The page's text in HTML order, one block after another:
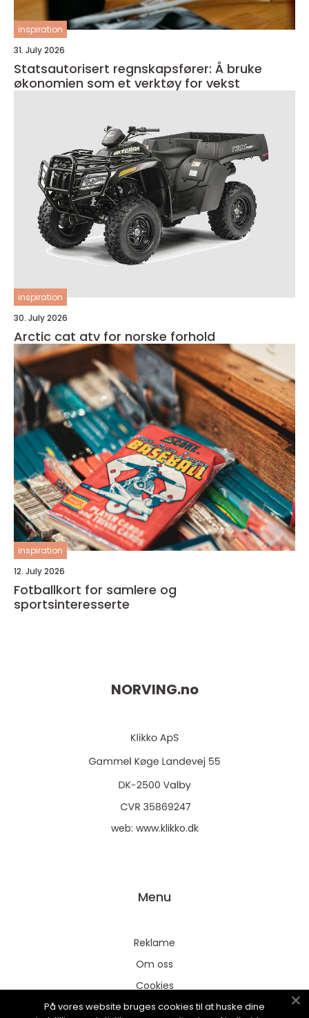
inspiration
31. July 2026
Statsautorisert regnskapsfører: Å bruke
økonomien som et verktøy for vekst
inspiration
30. July 2026
Arctic cat atv for norske forhold
inspiration
12. July 2026
Fotballkort for samlere og
sportsinteresserte
NORVING.no
web: www.klikko.dk
Menu
Reklame
Om oss
Cookies
Kontakt Oss
På vores website bruges cookies til at huske dine